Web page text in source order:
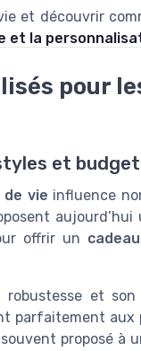
et découvrir
et la
pour
et
vie influence
offrir un cadeau
robustesse et
parfaitement
proposé à